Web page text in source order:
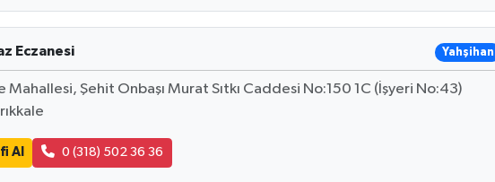
Eczanesi Yahşihan
Mahallesi, Şehit Onbaşı Murat Sıtkı Caddesi No:150 1C (İşyeri No:43)
Al 0 (318) 502 36 36